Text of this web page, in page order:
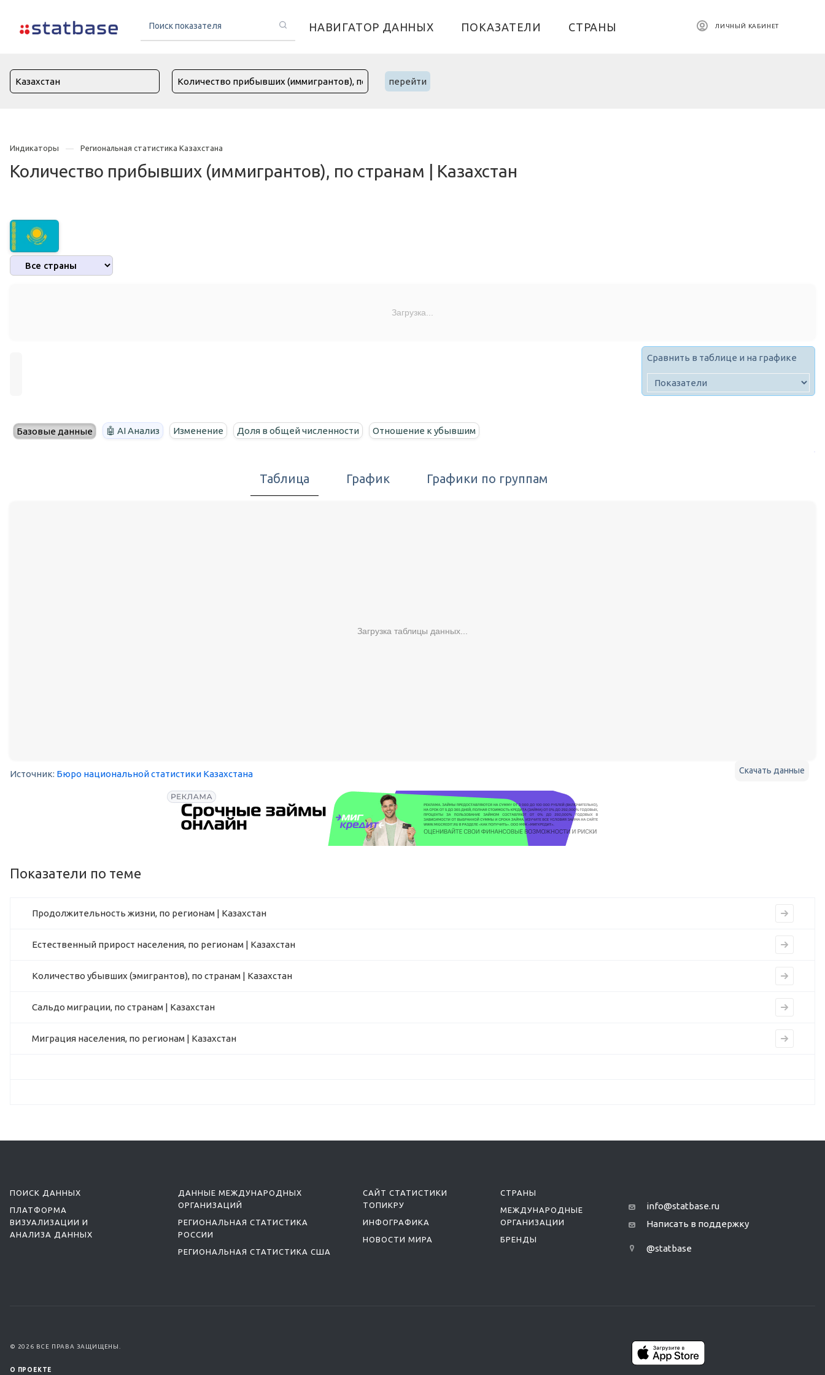
НАВИГАТОР ДАННЫХ ПОКАЗАТЕЛИ СТРАНЫ ЛИЧНЫЙ КАБИНЕТ
перейти
Индикаторы Региональная статистика Казахстана
Количество прибывших (иммигрантов), по странам | Казахстан
Загрузка...
Сравнить в таблице и на графике
Базовые данные 🤖 AI Анализ Изменение Доля в общей численности Отношение к убывшим
Таблица График Графики по группам
Загрузка таблицы данных...
Скачать данные
Источник: Бюро национальной статистики Казахстана
Показатели по теме
Продолжительность жизни, по регионам | Казахстан
Естественный прирост населения, по регионам | Казахстан
Количество убывших (эмигрантов), по странам | Казахстан
Сальдо миграции, по странам | Казахстан
Миграция населения, по регионам | Казахстан
ПОИСК ДАННЫХ
ПЛАТФОРМА
ВИЗУАЛИЗАЦИИ И
АНАЛИЗА ДАННЫХ
ДАННЫЕ МЕЖДУНАРОДНЫХ
ОРГАНИЗАЦИЙ
РЕГИОНАЛЬНАЯ СТАТИСТИКА
РОССИИ
РЕГИОНАЛЬНАЯ СТАТИСТИКА США
САЙТ СТАТИСТИКИ
ТОПИКРУ
ИНФОГРАФИКА
НОВОСТИ МИРА
СТРАНЫ
МЕЖДУНАРОДНЫЕ
ОРГАНИЗАЦИИ
БРЕНДЫ
info@statbase.ru
Написать в поддержку
@statbase
© 2026 ВСЕ ПРАВА ЗАЩИЩЕНЫ.
О ПРОЕКТЕ